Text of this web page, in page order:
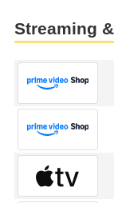
Streaming